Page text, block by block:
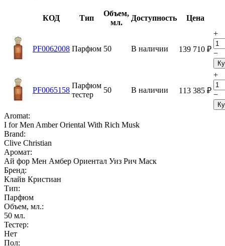
КОД Тип
Объем,
мл.
Доступность Цена
PF0062008 Парфюм 50 В наличии 139 710 ₽
+
−
PF0065158
Парфюм
тестер
50 В наличии 113 385 ₽
+
−
Aromat:
I for Men Amber Oriental With Rich Musk
Brand:
Clive Christian
Аромат:
Ай фор Мен Амбер Ориентал Уиз Рич Маск
Бренд:
Клайв Кристиан
Тип:
Парфюм
Объем, мл.:
50 мл.
Тестер:
Нет
Пол: